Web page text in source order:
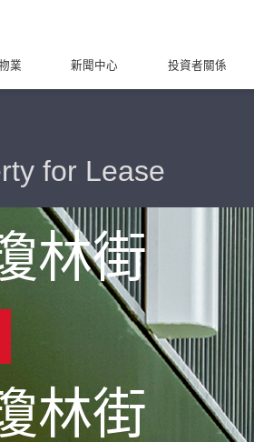
業 新聞中心 投資者關係
for Lease
林街
林街